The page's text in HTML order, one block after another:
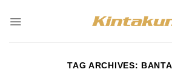
TAG ARCHIVES: